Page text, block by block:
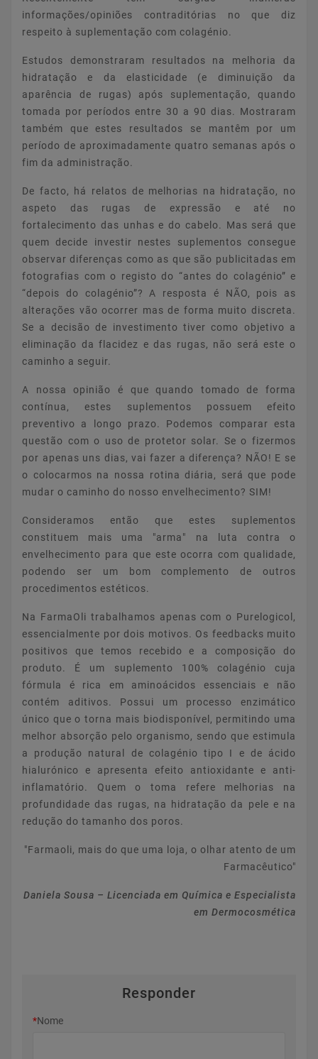
informações/opiniões contraditórias no que diz
respeito à suplementação com colagénio.
Estudos demonstraram resultados na melhoria da
hidratação e da elasticidade (e diminuição da
aparência de rugas) após suplementação, quando
tomada por períodos entre 30 a 90 dias. Mostraram
também que estes resultados se mantêm por um
período de aproximadamente quatro semanas após o
fim da administração.
De facto, há relatos de melhorias na hidratação, no
aspeto das rugas de expressão e até no
fortalecimento das unhas e do cabelo. Mas será que
quem decide investir nestes suplementos consegue
observar diferenças como as que são publicitadas em
fotografias com o registo do “antes do colagénio” e
“depois do colagénio”? A resposta é NÃO, pois as
alterações vão ocorrer mas de forma muito discreta.
Se a decisão de investimento tiver como objetivo a
eliminação da flacidez e das rugas, não será este o
caminho a seguir.
A nossa opinião é que quando tomado de forma
contínua, estes suplementos possuem efeito
preventivo a longo prazo. Podemos comparar esta
questão com o uso de protetor solar. Se o fizermos
por apenas uns dias, vai fazer a diferença? NÃO! E se
o colocarmos na nossa rotina diária, será que pode
mudar o caminho do nosso envelhecimento? SIM!
Consideramos então que estes suplementos
constituem mais uma "arma" na luta contra o
envelhecimento para que este ocorra com qualidade,
podendo ser um bom complemento de outros
procedimentos estéticos.
Na FarmaOli trabalhamos apenas com o Purelogicol,
essencialmente por dois motivos. Os feedbacks muito
positivos que temos recebido e a composição do
produto. É um suplemento 100% colagénio cuja
fórmula é rica em aminoácidos essenciais e não
contém aditivos. Possui um processo enzimático
único que o torna mais biodisponível, permitindo uma
melhor absorção pelo organismo, sendo que estimula
a produção natural de colagénio tipo I e de ácido
hialurónico e apresenta efeito antioxidante e anti-
inflamatório. Quem o toma refere melhorias na
profundidade das rugas, na hidratação da pele e na
redução do tamanho dos poros.
"Farmaoli, mais do que uma loja, o olhar atento de um
Farmacêutico"
Daniela Sousa – Licenciada em Química e Especialista
em Dermocosmética
Responder
*Nome